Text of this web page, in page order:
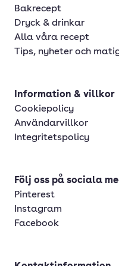
Bakrecept
Dryck & drinkar
Alla våra recept
Tips, nyheter och
Information & villkor
Cookiepolicy
Användarvillkor
Integritetspolicy
Följ oss på sociala
Pinterest
Instagram
Facebook